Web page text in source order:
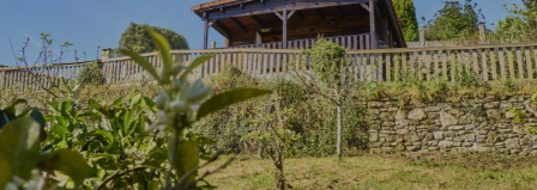
Previous Next